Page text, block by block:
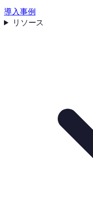
導入事例
リソース